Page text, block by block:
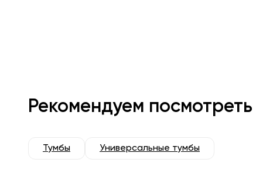
Рекомендуем посмотреть
Тумбы Универсальные тумбы